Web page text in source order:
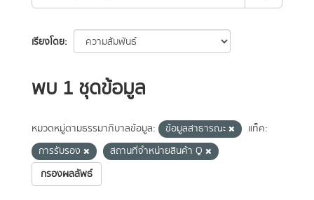
เรียงโดย
พบ 1 ชุดข้อมูล
หมวดหมู่ตามธรรมาภิบาลข้อมูล: ข้อมูลสาธารณะ
แท็ค:
การรับรอง
สถานที่จำหน่ายสินค้า Q
กรองผลลัพธ์